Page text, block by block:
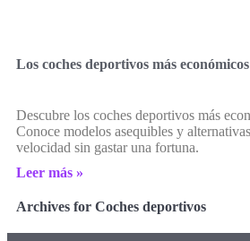
Los coches deportivos más
Descubre los coches deportivos más
Conoce modelos asequibles y
velocidad sin gastar una fortuna.
Leer más »
Archives for Coches deportivos